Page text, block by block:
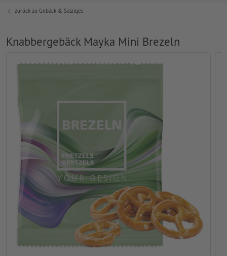
zurück zu Gebäck & Salziges
Knabbergebäck Mayka Mini Brezeln